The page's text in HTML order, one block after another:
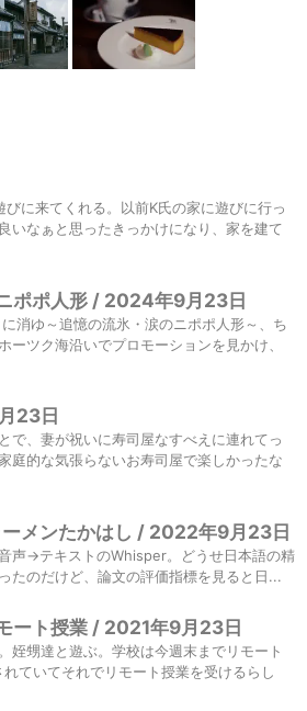
に来てくれる。以前K氏の家に遊びに行っ
いなぁと思ったきっかけになり、家を建て
ポポ人形 / 2024年9月23日
消ゆ～追憶の流氷・涙のニポポ人形～、ち
ーツク海沿いでプロモーションを見かけ、
23日
で、妻が祝いに寿司屋なすべえに連れてっ
庭的な気張らないお寿司屋で楽しかったな
メンたかはし / 2022年9月23日
声→テキストのWhisper。どうせ日本語の精
たのだけど、論文の評価指標を見ると日...
ート授業 / 2021年9月23日
姪甥達と遊ぶ。学校は今週末までリモート
ていてそれでリモート授業を受けるらし